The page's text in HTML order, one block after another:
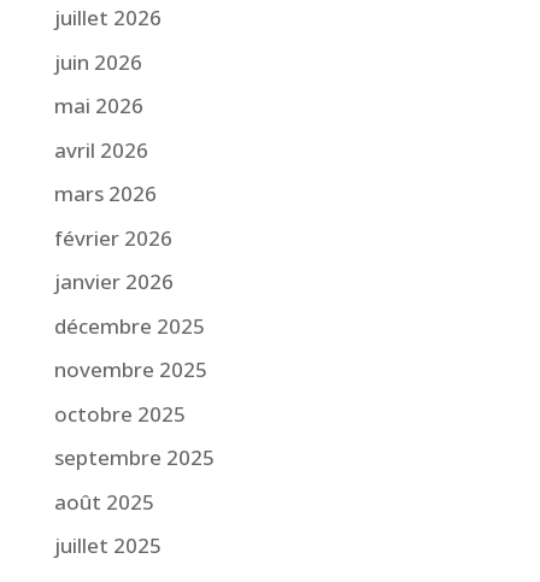
juillet 2026
juin 2026
mai 2026
avril 2026
mars 2026
février 2026
janvier 2026
décembre 2025
novembre 2025
octobre 2025
septembre 2025
août 2025
juillet 2025